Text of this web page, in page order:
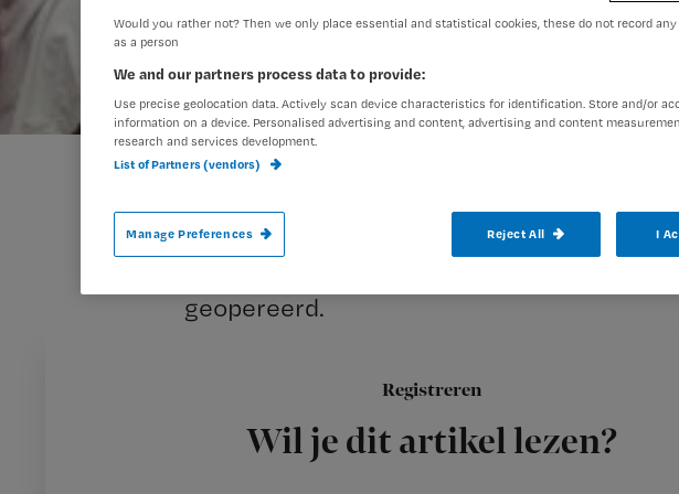
Auteur:
Registreren
Wil je dit artikel lezen?
De Raad van Bestuur en Raad van
thuiszorggigant Meavita heeft riskant,
geopereerd.
Dit blijkt uit een conceptrapport over het faillissement van
Would you rather not? Then we only place essential and statistical cookies, these do not record
as a person
We and our partners process data to provide:
Use precise geolocation data. Actively scan device characteristics for identification. Store and/or
information on a device. Personalised advertising and content, advertising and content
research and services development.
List of Partners (vendors)
Manage Preferences Reject All I